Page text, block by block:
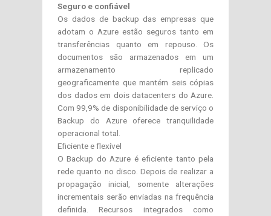
Seguro e confiável
Os dados de backup das empresas que
adotam o Azure estão seguros tanto em
transferências quanto em repouso. Os
documentos são armazenados em um
armazenamento replicado
geograficamente que mantém seis cópias
dos dados em dois datacenters do Azure.
Com 99,9% de disponibilidade de serviço o
Backup do Azure oferece tranquilidade
operacional total.
Eficiente e flexível
O Backup do Azure é eficiente tanto pela
rede quanto no disco. Depois de realizar a
propagação inicial, somente alterações
incrementais serão enviadas na frequência
definida. Recursos integrados como